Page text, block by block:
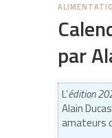
par
L’édition
Alain
amateurs